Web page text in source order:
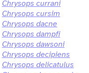
Chrysops currani
Chrysops cursim
Chrysops dacne
Chrysops dampfi
Chrysops dawsoni
Chrysops decipiens
Chrysops delicatulus